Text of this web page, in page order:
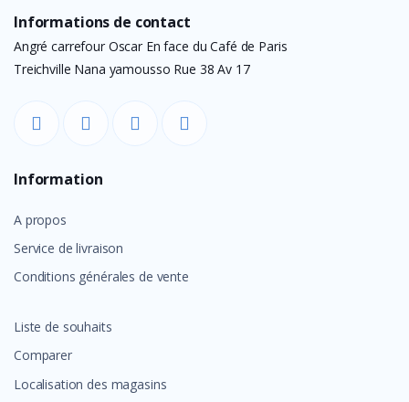
Informations de contact
Angré carrefour Oscar En face du Café de Paris
Treichville Nana yamousso Rue 38 Av 17
Information
A propos
Service de livraison
Conditions générales de vente
Liste de souhaits
Comparer
Localisation des magasins